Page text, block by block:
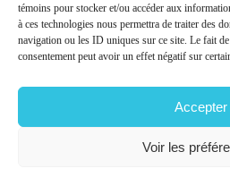
témoins pour stocker et/ou accéder aux
à ces technologies nous permettra de traiter des
navigation ou les ID uniques sur ce site. Le fait
consentement peut avoir un effet négatif sur
Accepter
Voir les
LinkedIn
© 2026 CQDM.TOUS
CONDITIONS
POLITIQUE DE RENSEIGNEMENTS